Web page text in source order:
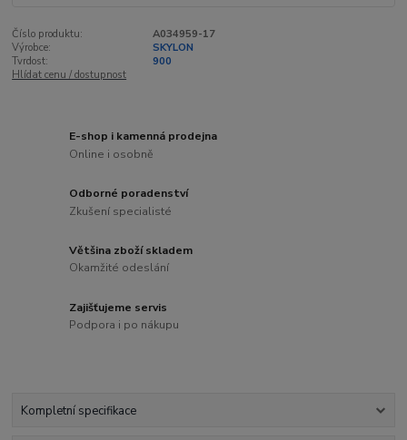
Číslo produktu:
A034959-17
Výrobce:
SKYLON
Tvrdost:
900
Hlídat cenu / dostupnost
E-shop i kamenná prodejna
Online i osobně
Odborné poradenství
Zkušení specialisté
Většina zboží skladem
Okamžité odeslání
Zajišťujeme servis
Podpora i po nákupu
Kompletní specifikace